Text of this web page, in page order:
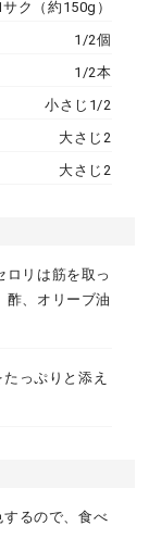
サク（約150g）
1/2個
1/2本
小さじ1/2
大さじ2
大さじ2
ロリは筋を取っ
酢、オリーブ油
っぷりと添え
るので、食べ